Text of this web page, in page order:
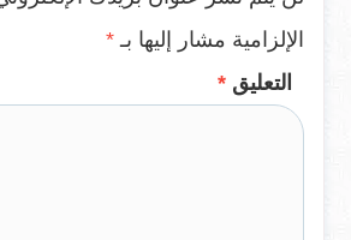
الإلزامية مشار إليها بـ *
التعليق *